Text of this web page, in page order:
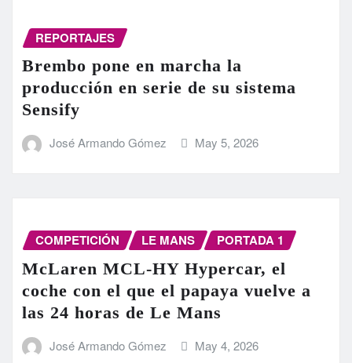
REPORTAJES
Brembo pone en marcha la
producción en serie de su sistema
Sensify
José Armando Gómez May 5, 2026
COMPETICIÓN LE MANS PORTADA 1
McLaren MCL-HY Hypercar, el
coche con el que el papaya vuelve a
las 24 horas de Le Mans
José Armando Gómez May 4, 2026